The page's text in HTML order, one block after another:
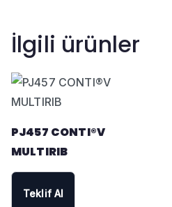
İlgili ürünler
PJ457 CONTI®V
MULTIRIB
Teklif Al